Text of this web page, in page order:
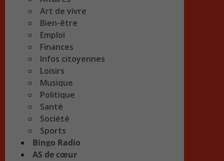
Art de vivre
Bien-être
Emploi
Finances
Infos citoyennes
Loisirs
Musique
Politique
Santé
Société
Sports
Bingo Radio
AS de cœur